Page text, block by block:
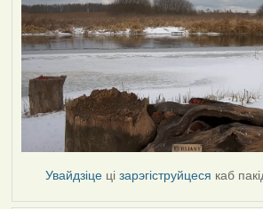
Увайдзіце цізарэгіструйцеся каб